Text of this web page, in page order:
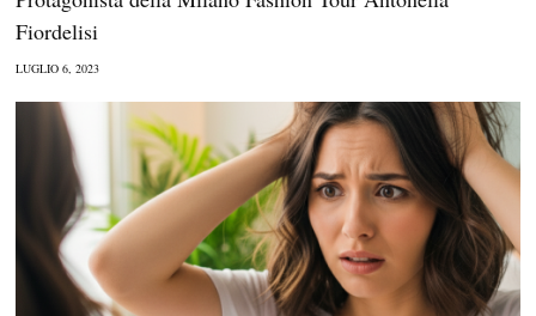
Fiordelisi
LUGLIO 6, 2023